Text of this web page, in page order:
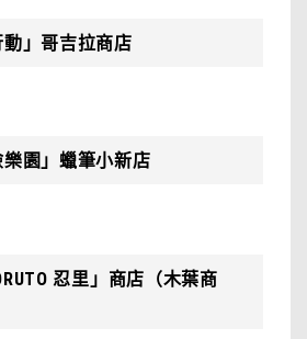
動」哥吉拉商店
樂園」蠟筆小新店
忍里」商店（木葉商